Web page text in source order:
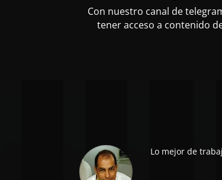
Con nuestro canal de
tener acceso a contenido
Lo mejor de